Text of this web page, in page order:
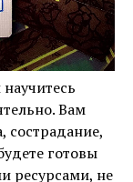
Вам
сострадание,
готовы
ресурсами, не